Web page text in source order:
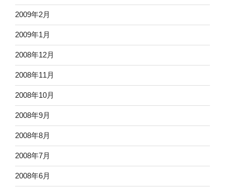
2009年2月
2009年1月
2008年12月
2008年11月
2008年10月
2008年9月
2008年8月
2008年7月
2008年6月